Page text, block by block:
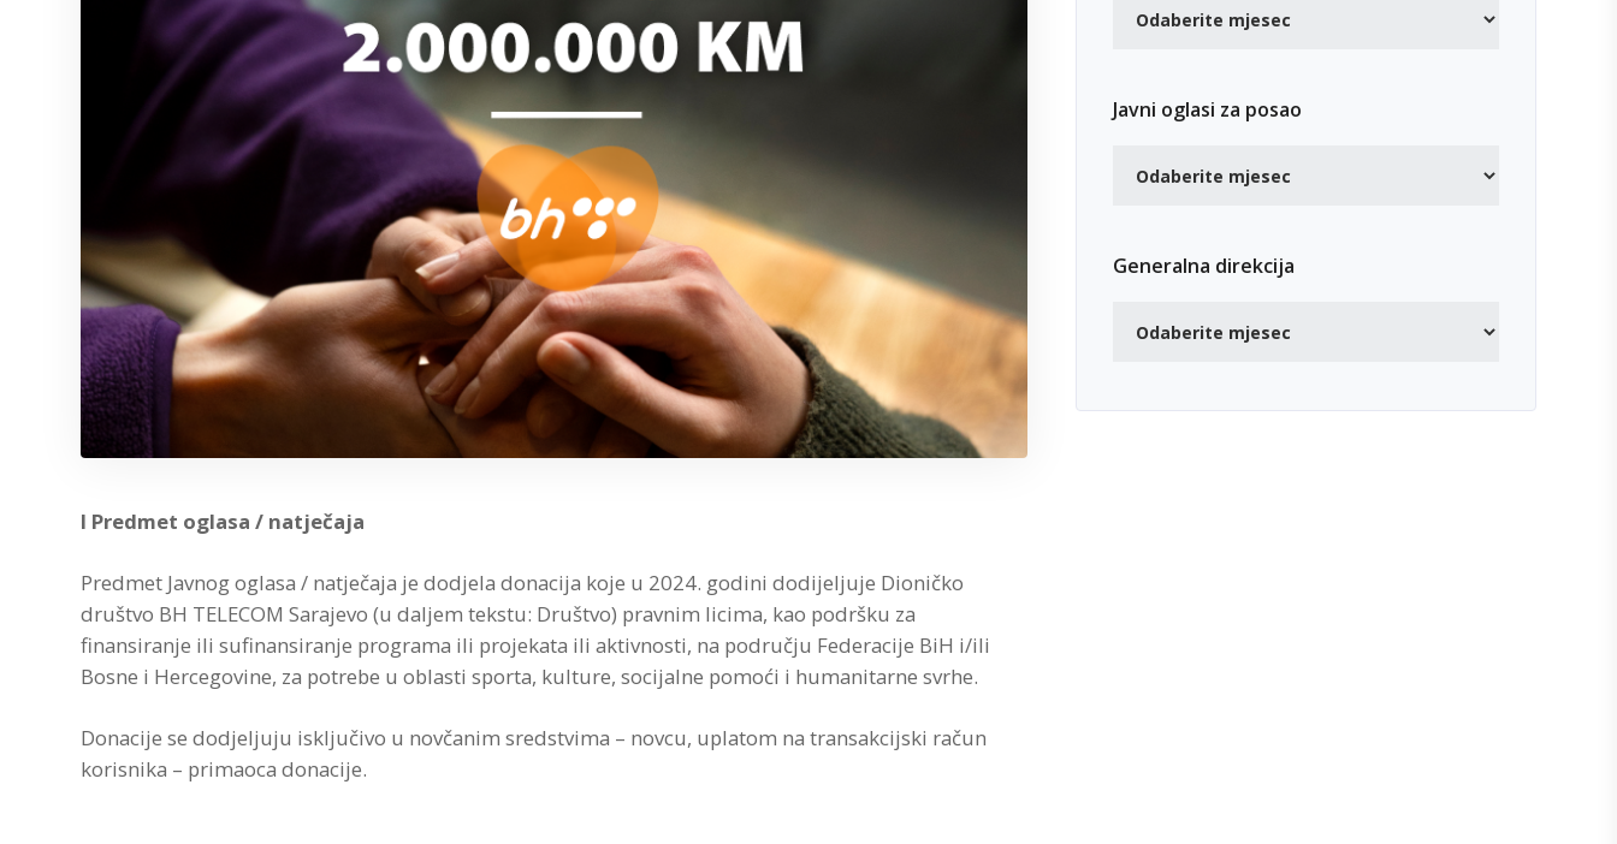
I Predmet oglasa / natječaja
Predmet Javnog oglasa / natječaja je dodjela donacija koje u 2024. godini dodijeljuje Dioničko
društvo BH TELECOM Sarajevo (u daljem tekstu: Društvo) pravnim licima, kao podršku za
finansiranje ili sufinansiranje programa ili projekata ili aktivnosti, na području Federacije BiH i/ili
Bosne i Hercegovine, za potrebe u oblasti sporta, kulture, socijalne pomoći i humanitarne svrhe.
Donacije se dodjeljuju isključivo u novčanim sredstvima – novcu, uplatom na transakcijski račun
korisnika – primaoca donacije.
Javni oglasi za posao
Generalna direkcija